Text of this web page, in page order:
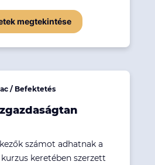
megtekintése
/ Befektetés
számot adhatnak a
keretében szerzett